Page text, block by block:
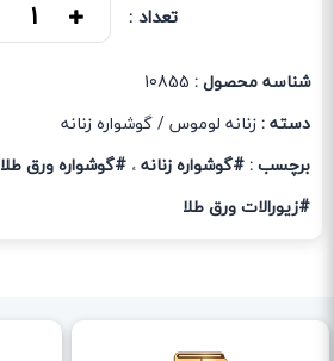
تعداد :
شناسه محصول : 10855
دسته :زنانه لوموس/گوشواره زنانه
برچسب :#گوشواره زنانه، #گوشواره ورق طلا
#زیورالات ورق طلا